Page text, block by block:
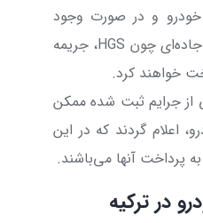
و در صورت وجود
چون HGS، جریمه
خواهند کرد.
از جرایم ثبت شده ممکن
اعلام گردند که در این
پرداخت آنها می‌باشند.
در ترکیه